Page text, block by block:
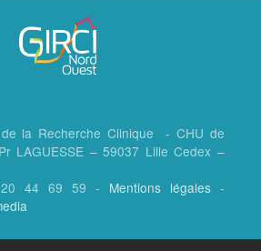
de la Recherche Clinique - CHU de
LAGUESSE – 59037 Lille Cedex –
44 69 59 - Mentions légales -